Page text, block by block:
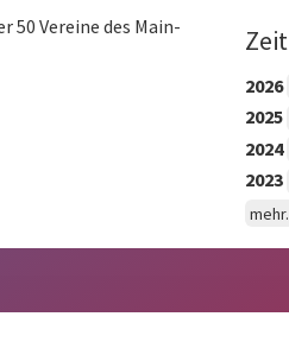
Vereine des Main-
2026
2025
2024
2023